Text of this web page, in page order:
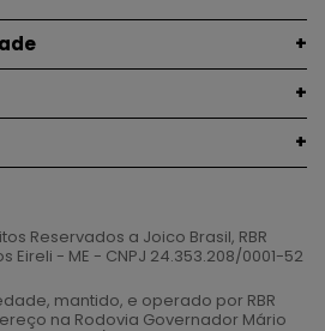
Reservados a Joico Brasil, RBR
- ME - CNPJ 24.353.208/0001-52
mantido, e operado por RBR
na Rodovia Governador Mário